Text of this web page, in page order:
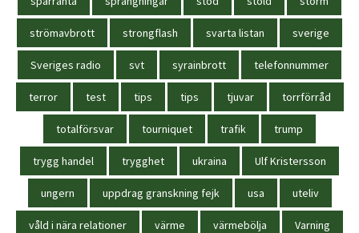
strömavbrott strongflash svarta listan sverige
Sveriges radio svt syrainbrott telefonnummer
terror test tips tips tjuvar torrförråd
totalförsvar tourniquet trafik trump
trygg handel trygghet ukraina Ulf Kristersson
ungern uppdrag granskning fejk usa uteliv
våld i nära relationer värme värmebölja Varning